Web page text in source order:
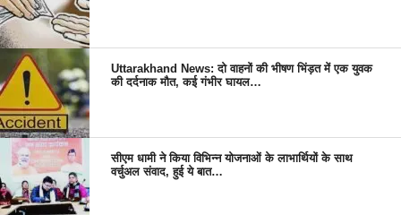
Uttarakhand News: दो वाहनों की भीषण भिंड़त में एक युवक
की दर्दनाक मौत, कई गंभीर घायल…
सीएम धामी ने किया विभिन्न योजनाओं के लाभार्थियों के साथ
वर्चुअल संवाद, हुई ये बात…